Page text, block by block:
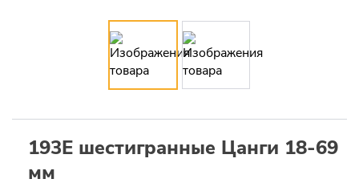
193E шестигранные Цанги 18-69
мм